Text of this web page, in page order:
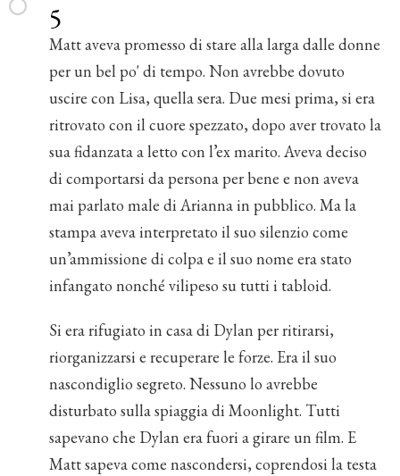
5
Matt aveva promesso di stare alla larga dalle donne
per un bel po' di tempo. Non avrebbe dovuto
uscire con Lisa, quella sera. Due mesi prima, si era
ritrovato con il cuore spezzato, dopo aver trovato la
sua fidanzata a letto con l’ex marito. Aveva deciso
di comportarsi da persona per bene e non aveva
mai parlato male di Arianna in pubblico. Ma la
stampa aveva interpretato il suo silenzio come
un’ammissione di colpa e il suo nome era stato
infangato nonché vilipeso su tutti i tabloid.
Si era rifugiato in casa di Dylan per ritirarsi,
riorganizzarsi e recuperare le forze. Era il suo
nascondiglio segreto. Nessuno lo avrebbe
disturbato sulla spiaggia di Moonlight. Tutti
sapevano che Dylan era fuori a girare un film. E
Matt sapeva come nascondersi, coprendosi la testa